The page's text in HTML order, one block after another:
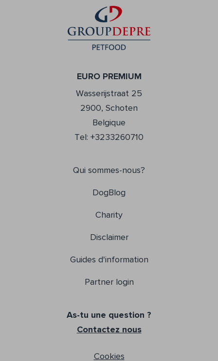
EURO PREMIUM
Wasserijstraat 25
2900, Schoten
Belgique
Tel: +3233260710
Qui sommes-nous?
DogBlog
Charity
Disclaimer
Guides d'information
Partner login
As-tu une question ?
Contactez nous
Cookies